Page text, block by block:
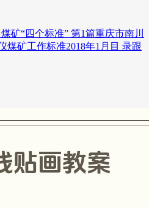
矿“四个标准” 第1篇重庆市南川
煤矿工作标准2018年1月目 录跟